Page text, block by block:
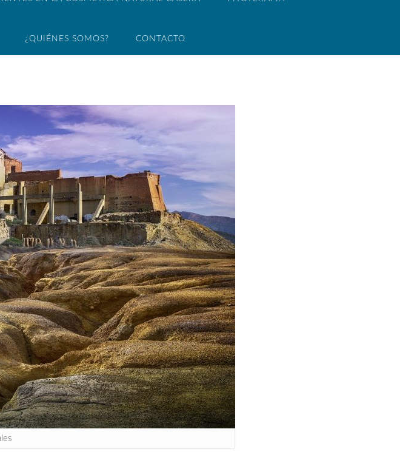
¿QUIÉNES SOMOS? CONTACTO